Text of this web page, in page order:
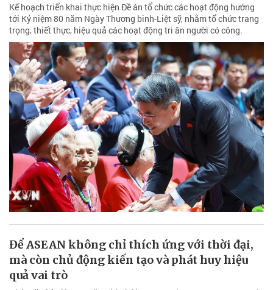
Kế hoạch triển khai thực hiện Đề án tổ chức các hoạt động hướng
tới Kỷ niệm 80 năm Ngày Thương binh-Liệt sỹ, nhằm tổ chức trang
trọng, thiết thực, hiệu quả các hoạt động tri ân người có công.
Để ASEAN không chỉ thích ứng với thời đại,
mà còn chủ động kiến tạo và phát huy hiệu
quả vai trò